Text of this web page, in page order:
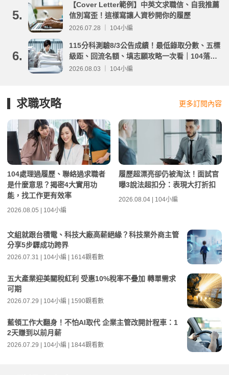
5.
【Cover Letter範例】中英文求職信、自我推薦
信別寫歪！這樣寫讓人資秒開你的履歷
2026.07.28 ｜ 104小編
6.
115分科測驗8/3公告成績！最低錄取分數、五標
級距、回流名額、填志願攻略一次看｜104落點
分析
2026.08.03 ｜ 104小編
求職攻略 更多訂閱內容
104處理過履歷、聯絡過求職者
是什麼意思？揭密4大實用功
能，找工作更有效率
2026.08.05 | 104小編
履歷超漂亮卻仍被淘汰！面試官
曝3說法超扣分：表現大打折扣
2026.08.04 | 104小編
文組就跟台積電、科技大廠高薪絕緣？科技業外商主管
分享5步驟成功跨界
2026.07.31 | 104小編 | 1614觀看數
五大產業迎美關稅紅利 受惠10%稅率不疊加 轉單需求
可期
2026.07.29 | 104小編 | 1590觀看數
藍領工作大翻身！不怕AI取代 企業主管改開計程車：1
2天賺到以前月薪
2026.07.29 | 104小編 | 1844觀看數